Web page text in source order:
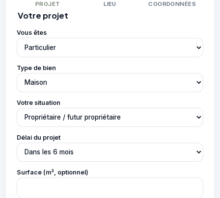
PROJET LIEU COORDONNÉES
Votre projet
Vous êtes
Type de bien
Votre situation
Délai du projet
Surface (m², optionnel)